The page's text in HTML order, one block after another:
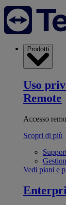
Prodotti
Uso
Remote
Accesso
Scopri di più
Vedi piani e